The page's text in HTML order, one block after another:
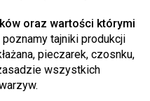
oraz wartości którymi
poznamy tajniki produkcji
pieczarek, czosnku,
wszystkich